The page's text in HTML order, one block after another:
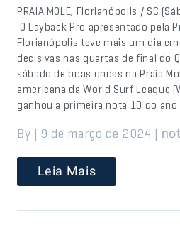
PRAIA MOLE, Florianópolis / SC
O Layback Pro apresentado pela
Florianópolis teve mais um dia
decisivas nas quartas de final do
sábado de boas ondas na Praia
americana da World Surf League
ganhou a primeira nota 10 do
By | 9 de março de 2024 |
Leia Mais